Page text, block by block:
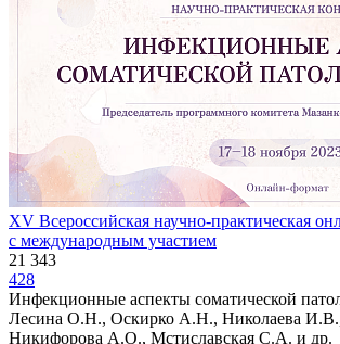
XV Всероссийская научно-практическая
с международным участием
21 343
428
Инфекционные аспекты соматической
Лесина О.Н., Оскирко А.Н., Николаева
Никифорова А.О., Мстиславская С.А. и др.